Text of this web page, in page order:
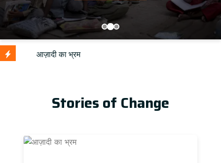
Stories of Change